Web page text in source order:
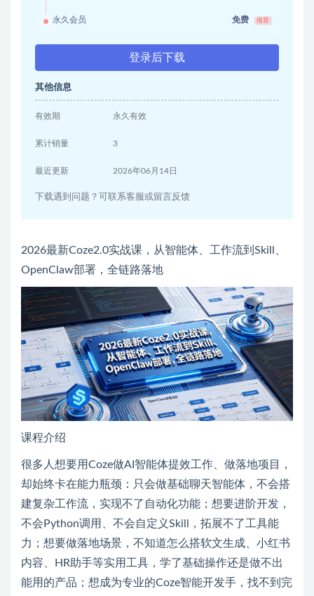
永久会员 免费 推荐
登录后下载
其他信息
有效期 永久有效
累计销量 3
最近更新 2026年06月14日
下载遇到问题？可联系客服或留言反馈
2026最新Coze2.0实战课，从智能体、工作流到Skill、
OpenClaw部署，全链路落地
课程介绍
很多人想要用Coze做AI智能体提效工作、做落地项目，
却始终卡在能力瓶颈：只会做基础聊天智能体，不会搭
建复杂工作流，实现不了自动化功能；想要进阶开发，
不会Python调用、不会自定义Skill，拓展不了工具能
力；想要做落地场景，不知道怎么搭软文生成、小红书
内容、HR助手等实用工具，学了基础操作还是做不出
能用的产品；想成为专业的Coze智能开发手，找不到完